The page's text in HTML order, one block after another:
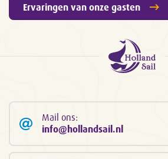
Ervaringen van onze gasten
Mail ons:
info@hollandsail.nl